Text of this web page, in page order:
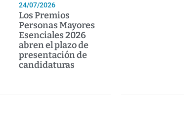
24/07/2026
Los Premios
Personas Mayores
Esenciales 2026
abren el plazo de
presentación de
candidaturas